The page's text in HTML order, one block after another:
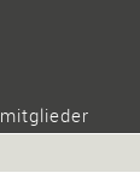
mitglieder